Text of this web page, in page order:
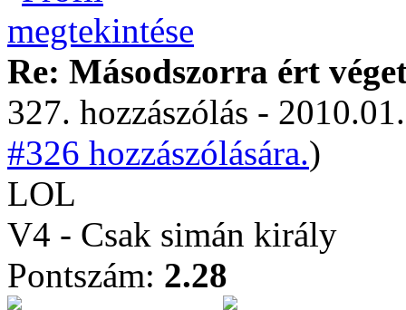
Re: Másodszorra ért
327. hozzászólás -
#326 hozzászólására.)
LOL
V4 - Csak simán király
Pontszám: 2.28